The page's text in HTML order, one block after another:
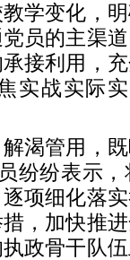
学变化，
员的主渠
接利用，
实战实际
渴管用，
纷纷表示
项细化落
，加快推
政骨干队